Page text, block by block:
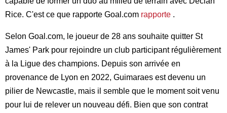
Rice. C'est ce que rapporte Goal.com rapporte .
Selon Goal.com, le joueur de 28 ans souhaite quitter St
James' Park pour rejoindre un club participant régulièrement
à la Ligue des champions. Depuis son arrivée en
provenance de Lyon en 2022, Guimaraes est devenu un
pilier de Newcastle, mais il semble que le moment soit venu
pour lui de relever un nouveau défi. Bien que son contrat